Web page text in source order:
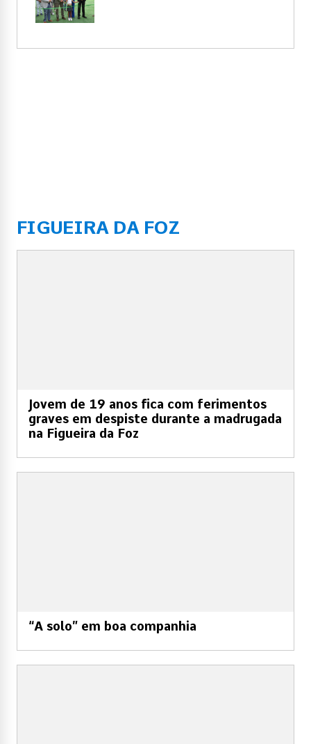
FIGUEIRA DA FOZ
Jovem de 19 anos fica com ferimentos
graves em despiste durante a madrugada
na Figueira da Foz
“A solo” em boa companhia